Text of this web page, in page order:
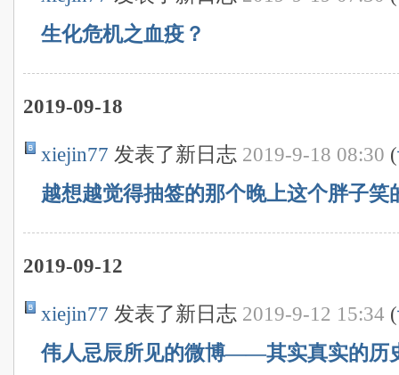
生化危机之血疫？
2019-09-18
xiejin77 发表了新日志 2019-9-18 08:30 (
越想越觉得抽签的那个晚上这个胖子
2019-09-12
xiejin77 发表了新日志 2019-9-12 15:34 (
伟人忌辰所见的微博——其实真实的历